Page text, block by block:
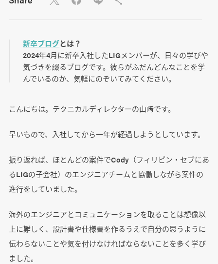
新卒ブログとは？
2024年4月に新卒入社したLIGメンバーが、日々の学びや
気づきを綴るブログです。彼らがふだんどんなことを学
んでいるのか、気軽にのぞいてみてください。
こんにちは。テクニカルディレクターの山﨑です。
早いもので、入社してから一年が経過しようとしています。
振り返れば、ほとんどの案件でCody（フィリピン・セブにあ
るLIGの子会社）のエンジニアチームと協働しながら案件の
進行をしていました。
海外のエンジニアとコミュニケーションを取ることは想像以
上に難しく、設計書や仕様書を作るうえで自分の思うように
伝わらないことや気を付けなければならないことを多く学び
ました。